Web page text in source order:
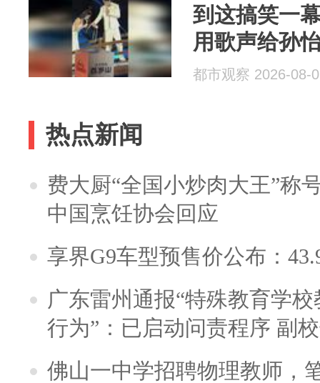
到这搞笑一
用歌声给孙
都市观察 2026-08-
热点新闻
费大厨“全国小炒肉大王”称
中国烹饪协会回应
享界G9车型预售价公布：
广东雷州通报“特殊教育学
行为”：已启动问责程序 副
佛山一中学招聘物理教师，